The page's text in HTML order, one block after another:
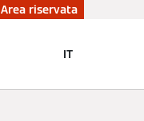
Area riservata
IT